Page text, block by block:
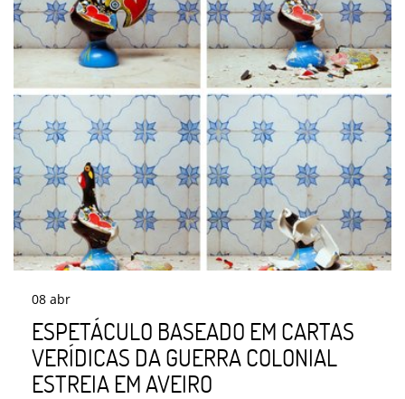
08 abr
ESPETÁCULO BASEADO EM CARTAS
VERÍDICAS DA GUERRA COLONIAL
ESTREIA EM AVEIRO